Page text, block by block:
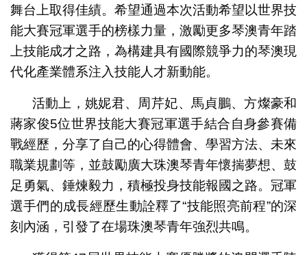
舞台上取得佳績。希望通過本次活動希望以世界技
能大賽冠軍選手的榜樣力量，激勵更多琴澳青年踏
上技能成才之路，為構建具有國際競爭力的琴澳現
代化產業體系注入技能人才新動能。
活動上，姚妮君、周芹妃、馬貞鵬、方燦豪和
蔣家俊5位世界技能大賽冠軍選手結合自身參賽備
戰經歷，分享了自己的心得體會、學習方法、未來
職業規劃等，並鼓勵廣大珠澳琴青年懷揣夢想、鼓
足勇氣、錘煉毅力，積極投身技能報國之路。冠軍
選手們的成長經歷生動詮釋了“技能照亮前程”的深
刻內涵，引發了在場珠澳琴青年強烈共鳴。